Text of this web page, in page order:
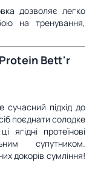
дозволяє легко
на тренування,
Bett'r
підхід до
поєднати солодке
ягідні протеїнові
супутником.
докорів сумління!